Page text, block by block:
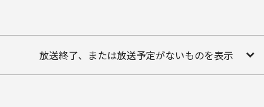
放送終了、または放送予定がないものを表示